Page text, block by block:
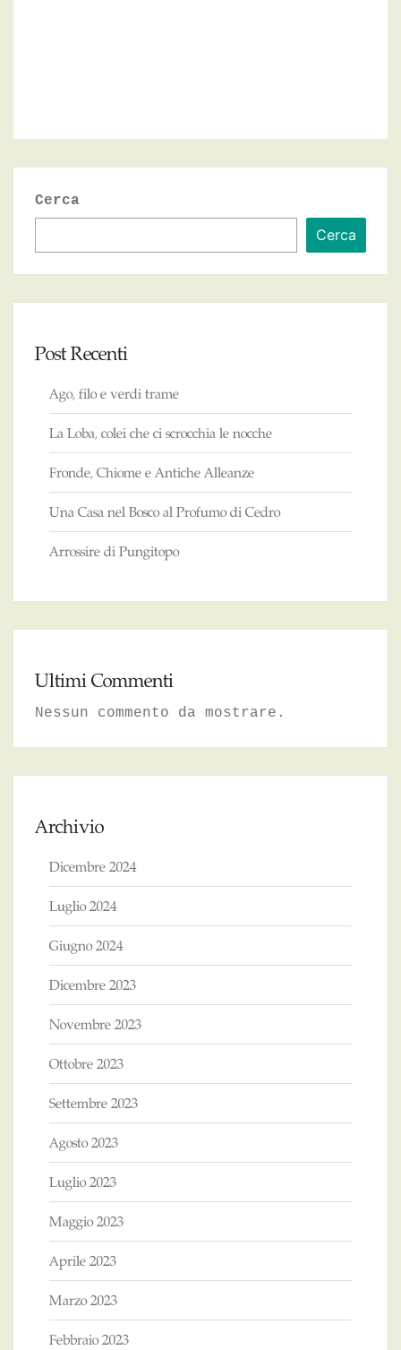
Cerca
Cerca
Post Recenti
Ago, filo e verdi trame
La Loba, colei che ci scrocchia le nocche
Fronde, Chiome e Antiche Alleanze
Una Casa nel Bosco al Profumo di Cedro
Arrossire di Pungitopo
Ultimi Commenti
Nessun commento da mostrare.
Archivio
Dicembre 2024
Luglio 2024
Giugno 2024
Dicembre 2023
Novembre 2023
Ottobre 2023
Settembre 2023
Agosto 2023
Luglio 2023
Maggio 2023
Aprile 2023
Marzo 2023
Febbraio 2023